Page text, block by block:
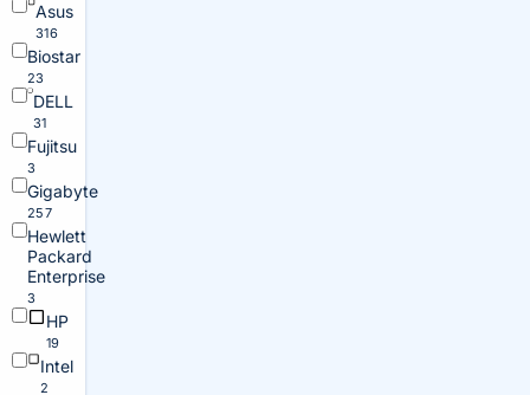
Asus
316
Biostar
23
DELL
31
Fujitsu
3
Gigabyte
257
Hewlett
Packard
Enterprise
3
HP
19
Intel
2